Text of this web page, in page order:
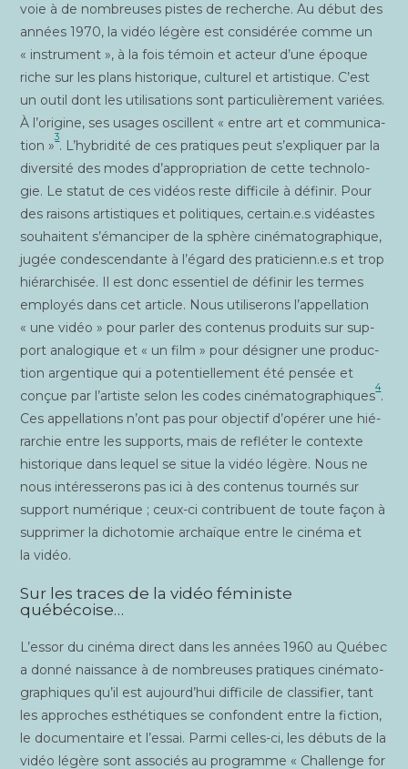
voie à de nom­breuses pistes de recherche. Au début des
années 1970, la vidéo légère est consi­dé­rée comme un
« ins­tru­ment », à la fois témoin et acteur d’une époque
riche sur les plans his­to­rique, cultu­rel et artis­tique. C’est
un outil dont les uti­li­sa­tions sont par­ti­cu­liè­re­ment variées.
À l’origine, ses usages oscil­lent « entre art et com­mu­ni­ca­
tion »
3
. L’hybridité de ces pra­tiques peut s’expliquer par la
diver­si­té des modes d’appropriation de cette tech­no­lo­
gie. Le sta­tut de ces vidéos reste dif­fi­cile à défi­nir. Pour
des rai­sons artis­tiques et poli­tiques, certain.e.s vidéastes
sou­haitent s’émanciper de la sphère ciné­ma­to­gra­phique,
jugée condes­cen­dante à l’égard des praticienn.e.s et trop
hié­rar­chi­sée. Il est donc essen­tiel de défi­nir les termes
employés dans cet article. Nous uti­li­se­rons l’appellation
« une vidéo » pour par­ler des conte­nus pro­duits sur sup­
port ana­lo­gique et « un film » pour dési­gner une pro­duc­
tion argen­tique qui a poten­tiel­le­ment été pen­sée et
conçue par l’artiste selon les codes ciné­ma­to­gra­phiques
4
.
Ces appel­la­tions n’ont pas pour objec­tif d’opérer une hié­
rar­chie entre les sup­ports, mais de reflé­ter le contexte
his­to­rique dans lequel se situe la vidéo légère. Nous ne
nous inté­res­se­rons pas ici à des conte­nus tour­nés sur
sup­port numé­rique ; ceux-ci contri­buent de toute façon à
sup­pri­mer la dicho­to­mie archaïque entre le ciné­ma et
la vidéo.
Sur les traces de la vidéo féministe
québécoise…
L’essor du ciné­ma direct dans les années 1960 au Qué­bec
a don­né nais­sance à de nom­breuses pra­tiques ciné­ma­to­
gra­phiques qu’il est aujourd’hui dif­fi­cile de clas­si­fier, tant
les approches esthé­tiques se confondent entre la fic­tion,
le docu­men­taire et l’essai. Par­mi celles-ci, les débuts de la
vidéo légère sont asso­ciés au pro­gramme « Chal­lenge for